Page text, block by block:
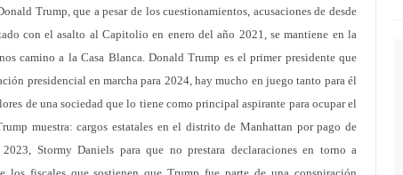
Trump, que a pesar de los cuestionamientos, acusaciones de desde
con el asalto al Capitolio en enero del año 2021, se mantiene en la
camino a la Casa Blanca. Donald Trump es el primer presidente que
presidencial en marcha para 2024, hay mucho en juego tanto para él
de una sociedad que lo tiene como principal aspirante para ocupar el
muestra: cargos estatales en el distrito de Manhattan por pago de
Stormy Daniels para que no prestara declaraciones en torno a